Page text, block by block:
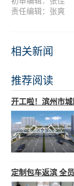
责任编辑：张爽
相关新闻
推荐阅读
开工啦！滨州市
定制包车返滨 全